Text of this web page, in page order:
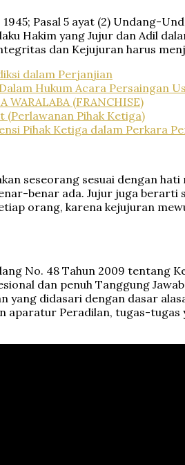
Pasal 5 ayat (2) Undang-
Hakim yang Jujur dan Adil
dan Kejujuran harus
dalam Perjanjian
Hukum Acara Persaingan
WARALABA (FRANCHISE)
(Perlawanan Pihak Ketiga)
Pihak Ketiga dalam Perkara
seseorang sesuai dengan
benar ada. Jujur juga
orang, karena kejujuran
No. 48 Tahun 2009 tentang
dan penuh Tanggung
didasari dengan dasar
aparatur Peradilan, tugas-